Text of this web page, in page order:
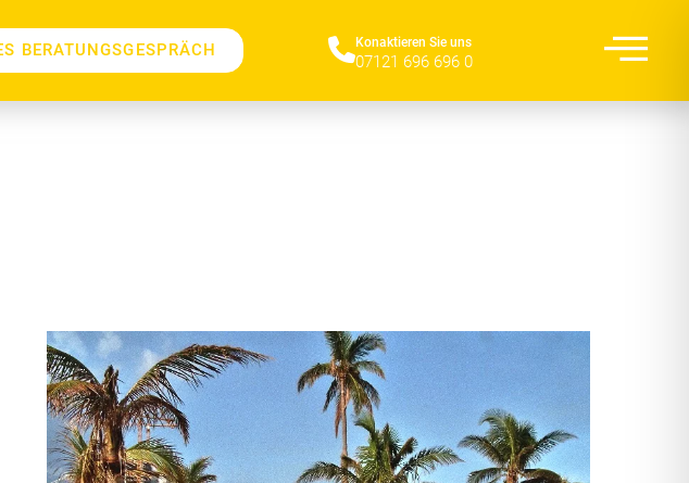
BERATUNGSGESPRÄCH Konaktieren Sie uns​
07121 696 696 0